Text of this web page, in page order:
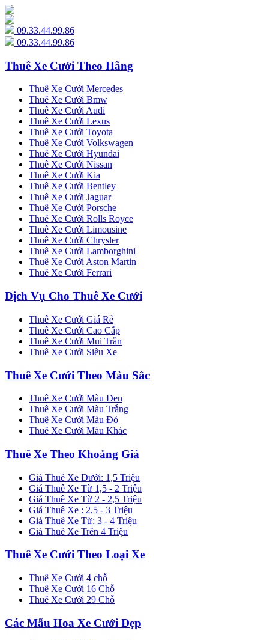
09.33.44.99.86
09.33.44.99.86
Thuê Xe Cưới Theo Hãng
Thuê Xe Cưới Mercedes
Thuê Xe Cưới Bmw
Thuê Xe Cưới Audi
Thuê Xe Cưới Lexus
Thuê Xe Cưới Toyota
Thuê Xe Cưới Volkswagen
Thuê Xe Cưới Hyundai
Thuê Xe Cưới Nissan
Thuê Xe Cưới Kia
Thuê Xe Cưới Bentley
Thuê Xe Cưới Jaguar
Thuê Xe Cưới Porsche
Thuê Xe Cưới Rolls Royce
Thuê Xe Cưới Limousine
Thuê Xe Cưới Chrysler
Thuê Xe Cưới Lamborghini
Thuê Xe Cưới Aston Martin
Thuê Xe Cưới Ferrari
Dịch Vụ Cho Thuê Xe Cưới
Thuê Xe Cưới Giá Rẻ
Thuê Xe Cưới Cao Cấp
Thuê Xe Cưới Mui Trần
Thuê Xe Cưới Siêu Xe
Thuê Xe Cưới Theo Màu Sắc
Thuê Xe Cưới Màu Đen
Thuê Xe Cưới Màu Trắng
Thuê Xe Cưới Màu Đỏ
Thuê Xe Cưới Màu Khác
Thuê Xe Theo Khoảng Giá
Giá Thuê Xe Dưới: 1,5 Triệu
Giá Thuê Xe Từ 1,5 - 2 Triệu
Giá Thuê Xe Từ 2 - 2,5 Triệu
Giá Thuê Xe : 2,5 - 3 Triệu
Giá Thuê Xe Từ: 3 - 4 Triệu
Giá Thuê Xe Trên 4 Triệu
Thuê Xe Cưới Theo Loại Xe
Thuê Xe Cưới 4 chỗ
Thuê Xe Cưới 16 Chỗ
Thuê Xe Cưới 29 Chỗ
Các Mẫu Hoa Xe Cưới Đẹp